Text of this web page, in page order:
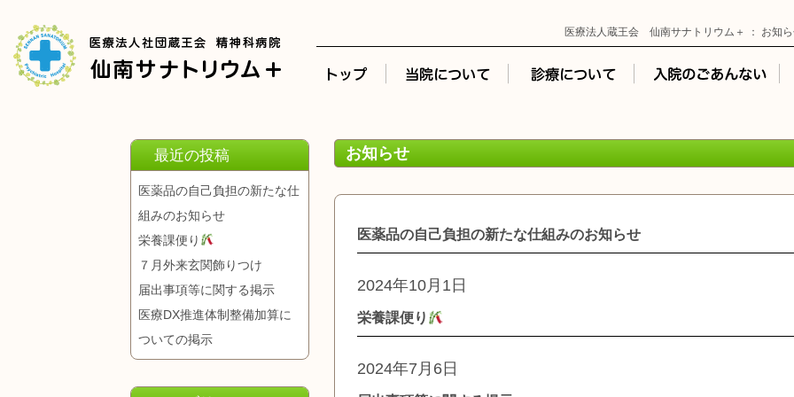
医療法人蔵王会 仙南サナトリウム＋ ： お知
最近の投稿
医薬品の自己負担の新たな仕
組みのお知らせ
栄養課便り
７月外来玄関飾りつけ
届出事項等に関する掲示
医療DX推進体制整備加算に
ついての掲示
お知らせ
医薬品の自己負担の新たな仕組みのお知らせ
2024年10月1日
栄養課便り
2024年7月6日